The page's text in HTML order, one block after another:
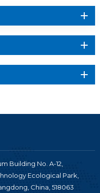
Building No. A-12,
Ecological Park,
China, 518063